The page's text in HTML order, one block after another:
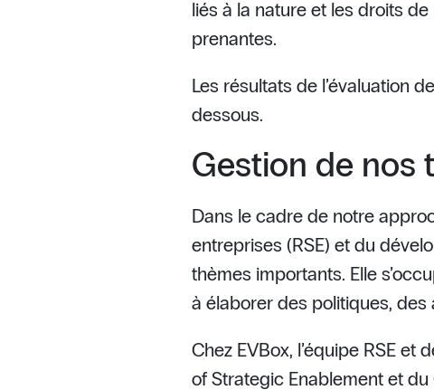
liés à la nature et les droits
prenantes.
Les résultats de l’évaluation
dessous.
Gestion de nos
Dans le cadre de notre
entreprises (RSE) et du
thèmes importants. Elle
à élaborer des politiques, des
Chez EVBox, l’équipe RSE
of Strategic Enablement et du